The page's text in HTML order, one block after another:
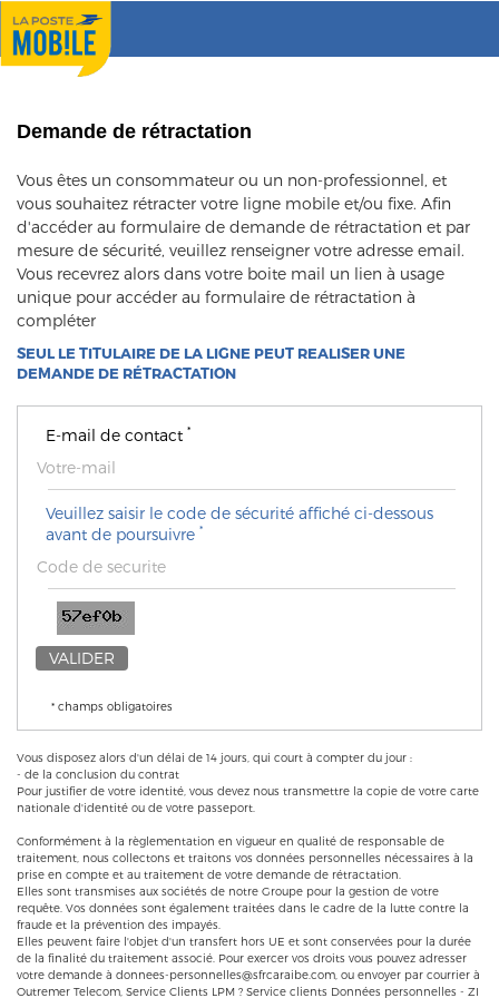
Demande de rétractation
Vous êtes un consommateur ou un non-professionnel, et
vous souhaitez rétracter votre ligne mobile et/ou fixe. Afin
d'accéder au formulaire de demande de rétractation et par
mesure de sécurité, veuillez renseigner votre adresse email.
Vous recevrez alors dans votre boite mail un lien à usage
unique pour accéder au formulaire de rétractation à
compléter
SEUL LE TITULAIRE DE LA LIGNE PEUT REALISER UNE
DEMANDE DE RÉTRACTATION
E-mail de contact *
Veuillez saisir le code de sécurité affiché ci-dessous
avant de poursuivre *
VALIDER
* champs obligatoires
Vous disposez alors d'un délai de 14 jours, qui court à compter du jour :
- de la conclusion du contrat
Pour justifier de votre identité, vous devez nous transmettre la copie de votre carte
nationale d'identité ou de votre passeport.
Conformément à la règlementation en vigueur en qualité de responsable de
traitement, nous collectons et traitons vos données personnelles nécessaires à la
prise en compte et au traitement de votre demande de rétractation.
Elles sont transmises aux sociétés de notre Groupe pour la gestion de votre
requête. Vos données sont également traitées dans le cadre de la lutte contre la
fraude et la prévention des impayés.
Elles peuvent faire l'objet d'un transfert hors UE et sont conservées pour la durée
de la finalité du traitement associé. Pour exercer vos droits vous pouvez adresser
votre demande à donnees-personnelles@sfrcaraibe.com , ou envoyer par courrier à
Outremer Telecom, Service Clients LPM ? Service clients Données personnelles - ZI